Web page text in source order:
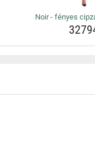
Noir - fényes